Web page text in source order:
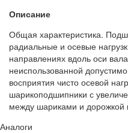
Описание
Общая характеристика.
радиальные и осевые
направлениях вдоль оси
неиспользованной
восприятия чисто осевой
шарикоподшипники с
между шариками и дорожкой
Аналоги